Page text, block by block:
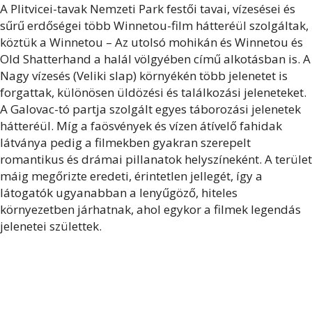
A Plitvicei-tavak Nemzeti Park festői tavai, vízesései és
sűrű erdőségei több Winnetou-film hátteréül szolgáltak,
köztük a Winnetou – Az utolsó mohikán és Winnetou és
Old Shatterhand a halál völgyében című alkotásban is. A
Nagy vízesés (Veliki slap) környékén több jelenetet is
forgattak, különösen üldözési és találkozási jeleneteket.
A Galovac-tó partja szolgált egyes táborozási jelenetek
hátteréül. Míg a faösvények és vízen átívelő fahidak
látványa pedig a filmekben gyakran szerepelt
romantikus és drámai pillanatok helyszíneként. A terület
máig megőrizte eredeti, érintetlen jellegét, így a
látogatók ugyanabban a lenyűgöző, hiteles
környezetben járhatnak, ahol egykor a filmek legendás
jelenetei születtek.